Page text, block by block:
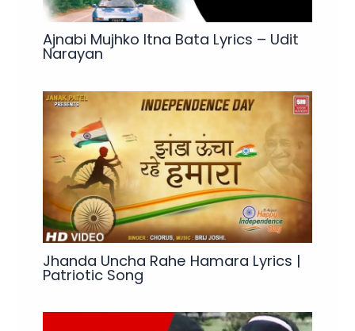
Ajnabi Mujhko Itna Bata Lyrics – Udit
Narayan
Jhanda Uncha Rahe Hamara Lyrics |
Patriotic Song